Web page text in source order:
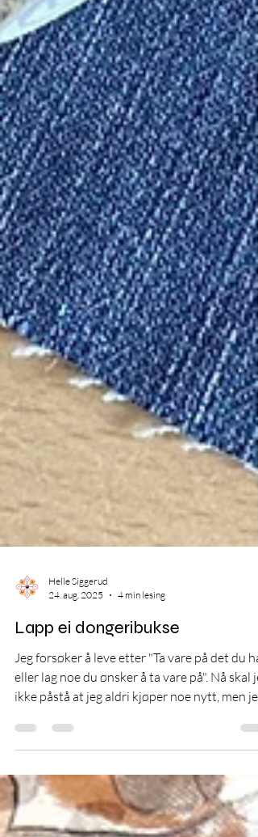
Helle Siggerud
Lapp ei dongeribukse
Jeg forsøker å leve etter "Ta vare på det du
eller lag noe du ønsker å ta vare på". Nå skal
velger ofte klær i god kvalitet og fasong som
jeg vet at jeg kommer til å bruke i mange år.
Klær jeg kommer til å ønske å ta vare på. En av